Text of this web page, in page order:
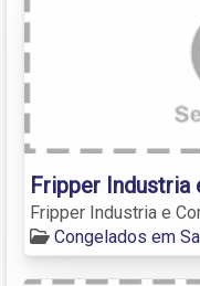
Fripper
Fripper Industria e
Congelados em